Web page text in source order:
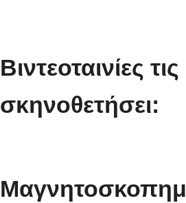
Βιντεοταινίες
σκηνοθετήσει: